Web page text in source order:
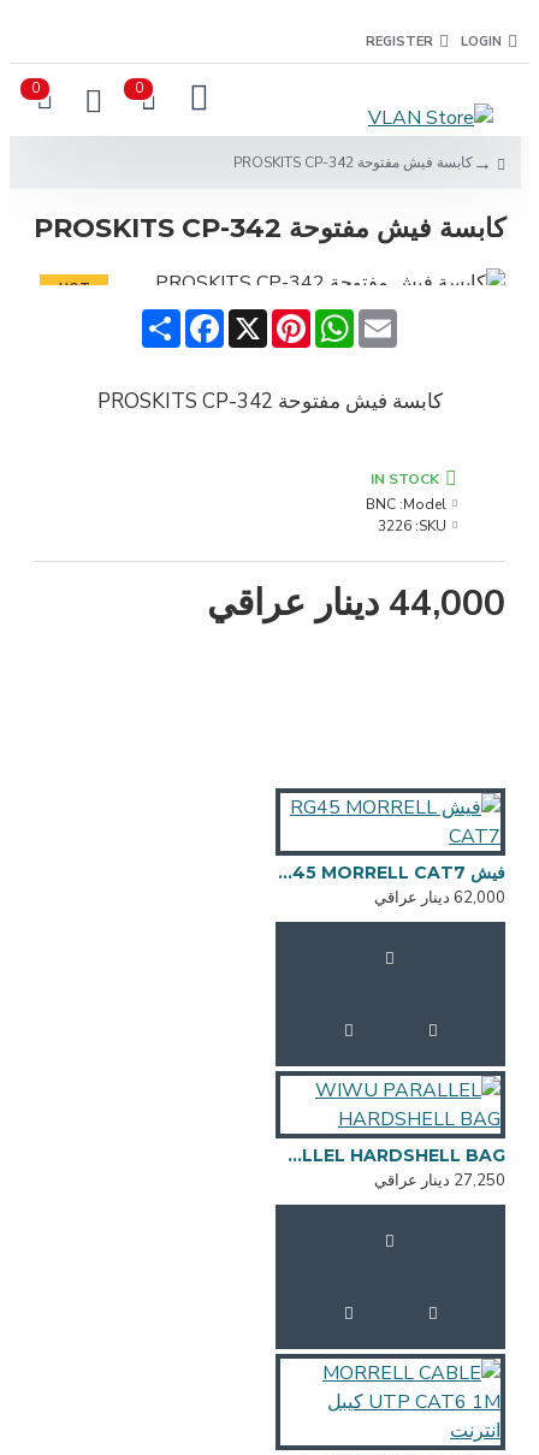
LOGIN
REGISTER
0
0
كابسة فيش مفتوحة PROSKITS CP-342
كابسة فيش مفتوحة PROSKITS CP-342
HOT
Share
Facebook X
Pinterest
WhatsAppEmail
كابسة فيش مفتوحة PROSKITS CP-342
44,000 دينار عراقي
IN STOCK
Model:
BNC
SKU:
3226
فيش RG45 MORRELL CAT7
62,000 دينار عراقي
WIWU PARALLEL HARDSHELL BAG
27,250 دينار عراقي